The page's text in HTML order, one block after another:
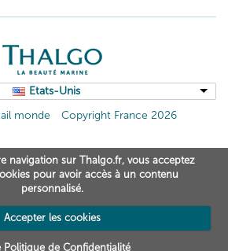
Etats-Unis
monde
Copyright France 2026
navigation sur Thalgo.fr, vous acceptez
pour avoir accès à un contenu
personnalisé.
Accepter les cookies
Politique de Confidentialité